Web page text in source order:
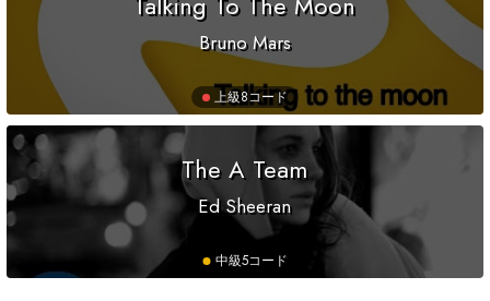
Bruno Mars
上級8コード
The A Team
Ed Sheeran
中級5コード